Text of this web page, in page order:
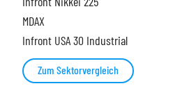
MDAX
Infront USA 30 Industrial
Zum Sektorvergleich